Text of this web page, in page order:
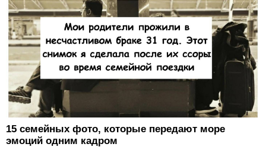
15 семейных фото, которые передают море
эмоций одним кадром